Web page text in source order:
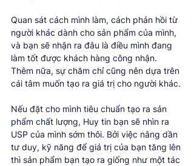
Quan sát cách mình làm, cách phản hồi từ
người khác dành cho sản phẩm của mình,
và bạn sẽ nhận ra đâu là điều mình đang
làm tốt được khách hàng công nhận.
Thêm nữa, sự chăm chỉ cũng nên dựa trên
cái tâm muốn tạo ra giá trị cho người khác.
Nếu đặt cho mình tiêu chuẩn tạo ra sản
phẩm chất lượng, Huy tin bạn sẽ nhìn ra
USP của mình sớm thôi. Bởi việc nâng dần
tư duy, kỹ năng để giá trị của bạn tăng lên
thì sản phẩm bạn tạo ra giống như một tác